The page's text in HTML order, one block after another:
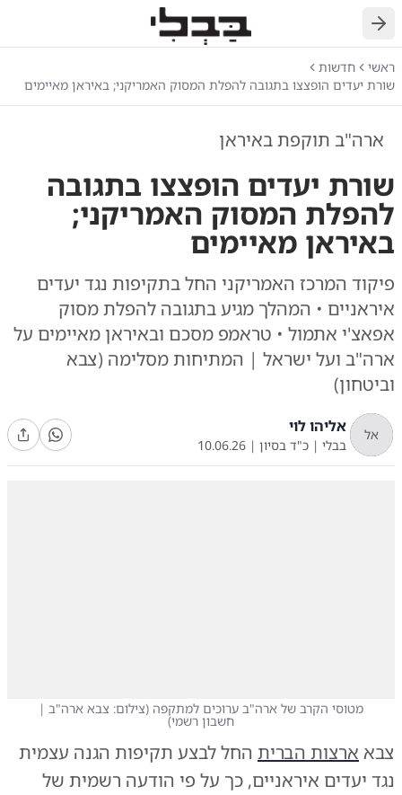
חזרה
ראשי
חדשות
שורת יעדים הופצצו בתגובה להפלת המסוק האמריקני; באיראן מאיימים
ארה"ב תוקפת באיראן
שורת יעדים הופצצו בתגובה
להפלת המסוק האמריקני;
באיראן מאיימים
פיקוד המרכז האמריקני החל בתקיפות נגד יעדים
איראניים • המהלך מגיע בתגובה להפלת מסוק
אפאצ'י אתמול • טראמפ מסכם ובאיראן מאיימים על
ארה"ב ועל ישראל | המתיחות מסלימה (צבא
וביטחון)
אל אליהו לוי
בבלי | כ"ד בסיון |
10.06.26
מטוסי הקרב של ארה"ב ערוכים למתקפה (צילום: צבא ארה"ב |
חשבון רשמי)
צבא ארצות הברית החל לבצע תקיפות הגנה עצמית
נגד יעדים איראניים, כך על פי הודעה רשמית של